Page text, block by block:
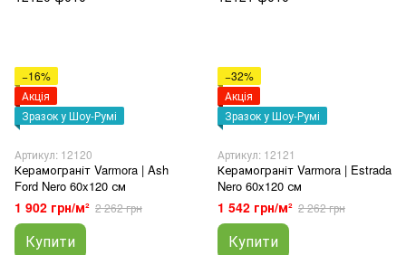
−16%
Акція
Зразок у Шоу-Румі
Артикул: 12120
Керамограніт Varmora | Ash
Ford Nero 60x120 см
1 902 грн/м² 2 262 грн
Купити
−32%
Акція
Зразок у Шоу-Румі
Артикул: 12121
Керамограніт Varmora | Estrada
Nero 60x120 см
1 542 грн/м² 2 262 грн
Купити